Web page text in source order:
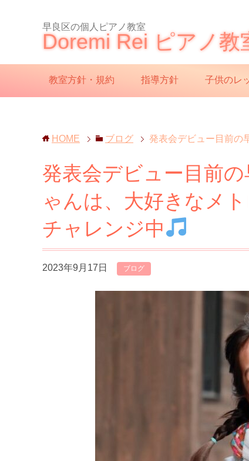
早良区の個人ピアノ教室
Doremi Rei ピアノ教
教室方針・規約 指導方針 子供のレ
HOME ブログ 発表会デビュー目前の
発表会デビュー目前
ゃんは、大好きなメ
チャレンジ中
2023年9月17日 ブログ